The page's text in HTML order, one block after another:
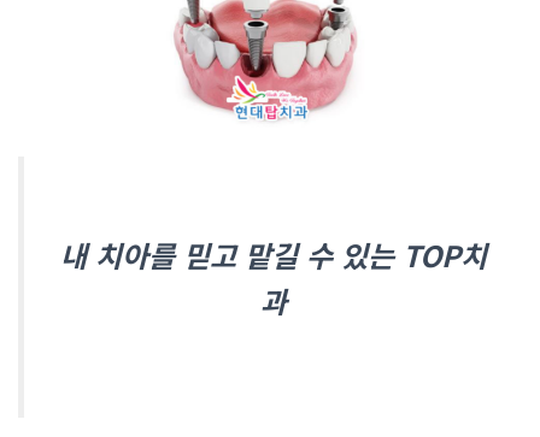
내 치아를 믿고 맡길 수 있는 TOP치
과